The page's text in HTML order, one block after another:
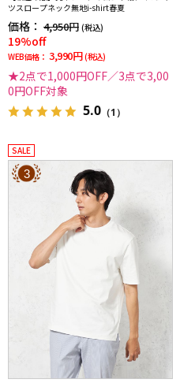
ツスロープネック無地i-shirt春夏
価格： 4,950円 (税込)
19%off
WEB価格： 3,990円 (税込)
★2点で1,000円OFF／3点で3,00
0円OFF対象
5.0 （1）
SALE
3